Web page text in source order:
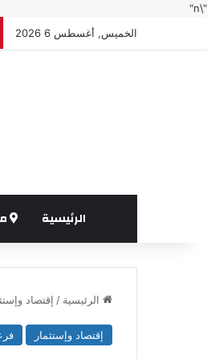
"\n"
الخميس, أغسطس 6 2026
الرئيسية
الرئيسية / إقتصاد
إقتصاد وإستثمار